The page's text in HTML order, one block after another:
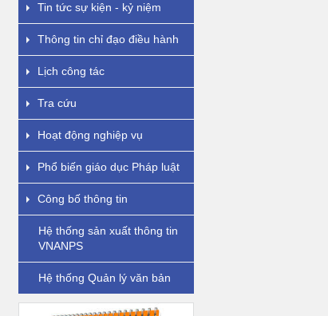
Tin tức sự kiện - kỷ niệm
Thông tin chỉ đạo điều hành
Lịch công tác
Tra cứu
Hoạt động nghiệp vụ
Phổ biến giáo dục Pháp luật
Công bố thông tin
Hệ thống sản xuất thông tin
VNANPS
Hệ thống Quản lý văn bản